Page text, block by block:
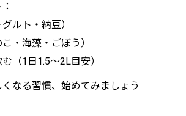
ルト・納豆）
・海藻・ごぼう）
（1日1.5～2L目安）
なる習慣、始めてみましょう